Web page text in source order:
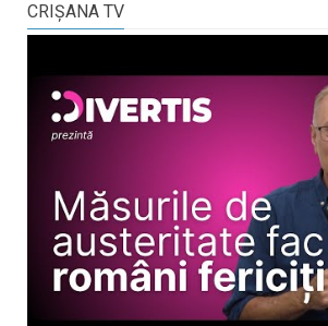
CRIŞANA TV